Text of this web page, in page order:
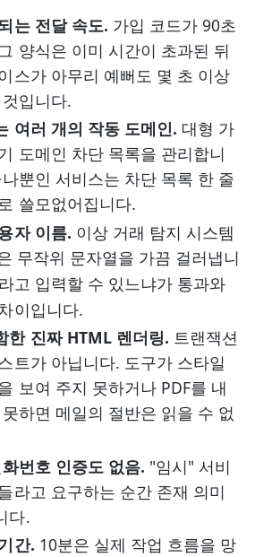
는 전달 속도. 가입 코드가 90초
양식은 이미 시간이 초과된 뒤
스가 아무리 예뻐도 몇 초 이상
입니다.
여러 개의 작동 도메인. 대형 가
도메인 차단 목록을 관리합니
뿐인 서비스는 차단 목록 한 줄
쓸모없어집니다.
자 이름. 이상 거래 탐지 시스템
무작위 문자열을 가끔 걸러냅니
라고 입력할 수 있느냐가 통과와
이입니다.
한 진짜 HTML 렌더링. 트랜잭션
트가 아닙니다. 도구가 스타일
보여 주지 못하거나 PDF를 내
하면 메일의 절반은 읽을 수 없
번호 인증도 없음. "임시" 서비
라고 요구하는 순간 존재 의미
다.
간. 10분은 실제 작업 흐름을 망